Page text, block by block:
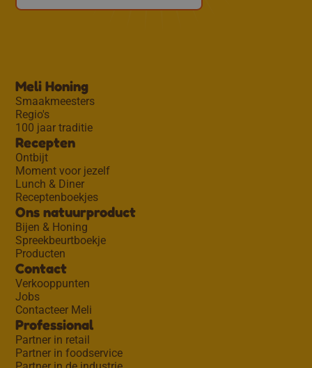
Meli Honing
Smaakmeesters
Regio's
100 jaar traditie
Recepten
Ontbijt
Moment voor jezelf
Lunch & Diner
Receptenboekjes
Ons natuurproduct
Bijen & Honing
Spreekbeurtboekje
Producten
Contact
Verkooppunten
Jobs
Contacteer Meli
Professional
Partner in retail
Partner in foodservice